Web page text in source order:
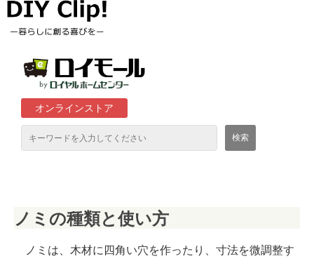
オンラインストア
ロイヤルホームセンター店舗
ノミの種類と使い方
ノミは、木材に四角い穴を作ったり、寸法を微調整す